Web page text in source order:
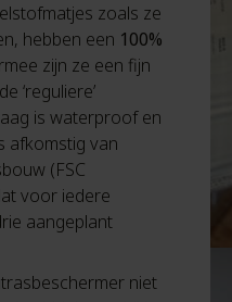
zoals ze
hebben een 100%
zijn ze een fijn
‘reguliere’
is waterproof en
afkomstig van
(FSC
voor iedere
aangeplant
niet